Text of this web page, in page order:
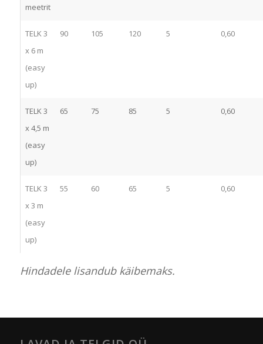
meetrit
TELK 3
x 6 m
(easy
up)
90 105 120 5 0,60
TELK 3
x 4,5 m
(easy
up)
65 75 85 5 0,60
TELK 3
x 3 m
(easy
up)
55 60 65 5 0,60
Hindadele lisandub käibemaks.